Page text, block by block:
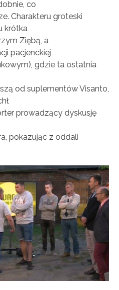
co
Charakteru groteski
krótka
Ziębą, a
pacjenckiej
gdzie ta ostatnia
od suplementów Visanto,
prowadzący dyskusję
pokazując z oddali